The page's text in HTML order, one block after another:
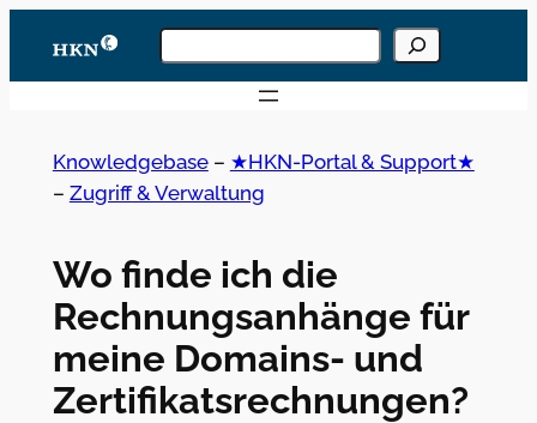
Inhalt
springen
Knowledgebase
durchsuchen
Knowledgebase– ★HKN-Portal & Support★
– Zugriff & Verwaltung
Wo finde ich die
Rechnungsanhänge für
meine Domains- und
Zertifikatsrechnungen?